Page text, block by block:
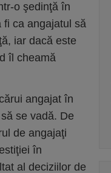
o şedinţă în
fi ca angajatul să
iar dacă este
îl cheamă
angajat în
se vadă. De
de angajaţi
în
al deciziilor de